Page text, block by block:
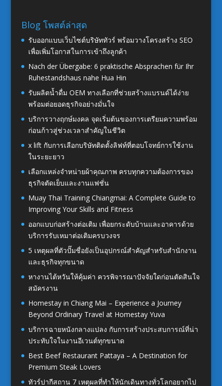
Blog โพสต์ล่าสุด
รับออกแบบเว็บไซต์บริษัททัวร์ พร้อมวางโครงสร้าง SEO
เพื่อเพิ่มโอกาสในการเข้าถึงลูกค้า
Nach der Übergabe: 6 praktische Absprachen für Ihr
Ruhestandshaus nahe Hua Hin
รับผลิตน้ำดื่ม OEM ทางเลือกที่ช่วยสร้างแบรนด์ได้ง่าย
พร้อมต่อยอดธุรกิจอย่างมั่นใจ
บริการวางฤกษ์มงคล จุดเริ่มต้นของการเตรียมความพร้อม
ก่อนก้าวสู่ช่วงเวลาสำคัญในชีวิต
x lift กับการเลือกบริษัทติดตั้งลิฟท์ที่ตอบโจทย์การใช้งาน
ในระยะยาว
เลือกแหล่งจำหน่ายผ้าคุณภาพ ครบทุกความต้องการของ
ธุรกิจตัดเย็บและงานแฟชั่น
Muay Thai Training Chiangmai: A Complete Guide to
Improving Your Skills and Fitness
ออกแบบก่อสร้างต่อเติม เพื่อยกระดับบ้านและอาคารด้วย
บริการรับเหมาต่อเติมครบวงจร
5 เหตุผลที่ตัวปั๊มชื่อยังเป็นอุปกรณ์สำคัญสำหรับสำนักงาน
และธุรกิจทุกขนาด
หางานไต้หวันให้คุ้มค่า ควรพิจารณาปัจจัยใดก่อนตัดสินใจ
สมัครงาน
Homestay in Chiang Mai – Experience a Journey
Beyond Ordinary Travel at Homestay Yuva
บริการฉายหนังกลางแปลง กับการสร้างประสบการณ์ที่น่า
ประทับใจในงานอีเวนต์ทุกขนาด
Best Beef Restaurant Pattaya – A Destination for
Premium Steak Lovers
ทัวร์ปากีสถาน 7 เหตุผลที่ทำให้นักเดินทางทั่วโลกอยากไป